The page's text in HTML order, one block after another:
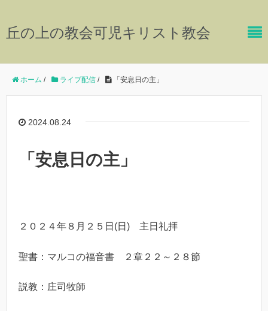
丘の上の教会可児キリスト教会
ホーム / ライブ配信 / 「安息日の主」
2024.08.24
「安息日の主」
２０２４年８月２５日(日) 主日礼拝
聖書：マルコの福音書 ２章２２～２８節
説教：庄司牧師